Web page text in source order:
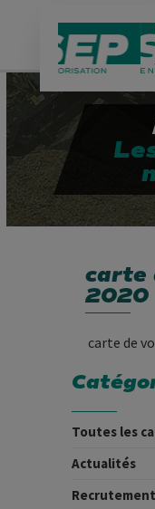
carte
2020
carte de
Toutes les
Actualités
Recrutement